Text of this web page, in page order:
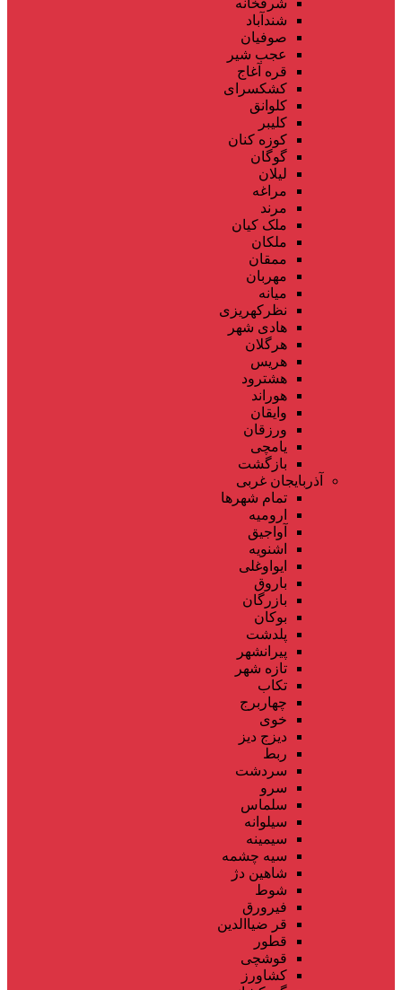
شندآباد
صوفیان
عجب شیر
قره آغاج
کشکسرای
کلوانق
کلیبر
کوزه کنان
گوگان
لیلان
مراغه
مرند
ملک کیان
ملکان
ممقان
مهربان
میانه
نظرکهریزی
هادی شهر
هرگلان
هریس
هشترود
هوراند
وایقان
ورزقان
یامچی
بازگشت
آذربایجان غربی
تمام شهر‌ها
ارومیه
آواجیق
اشنویه
ایواوغلی
باروق
بازرگان
بوکان
پلدشت
پیرانشهر
تازه شهر
تکاب
چهاربرج
خوی
دیزج دیز
ربط
سردشت
سرو
سلماس
سیلوانه
سیمینه
سیه چشمه
شاهین دژ
شوط
فیرورق
قر ضیاالدین
قطور
قوشچی
کشاورز